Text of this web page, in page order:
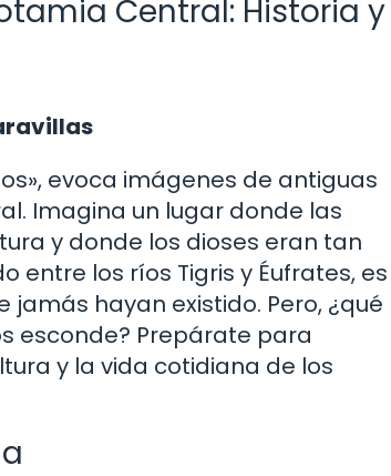
Central: Historia y
evoca imágenes de antiguas
Imagina un lugar donde las
y donde los dioses eran tan
entre los ríos Tigris y Éufrates, es
hayan existido. Pero, ¿qué
esconde? Prepárate para
y la vida cotidiana de los